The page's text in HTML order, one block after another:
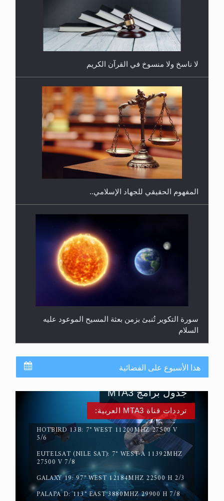
هل يُحسب حول الزكاة وفق السنة الميلادية أو الهجرية؟
هل يجوز فتح مشروع كوافير نسائي للمحجبات وغير
المحجبات؟
لا ناسخ ولا منسوخ في القرآن الكريم
المفهوم الحقيقي للجهاد الإسلامي..
سورة التكوير تُنبئ بزمن بعثة المسيح الموعود عليه
السلام
حقيقة المسيح الدجال
هذا الأسبوع على الفضائية
ترددات قناة MTA3 العربية:
HOTBIRD 13B: 7° WEST 11200MHZ 27500 V
5/6
EUTELSAT (NILE SAT): 7° WEST-A 11392MHZ
27500 V 7/8
GALAXY 19: 97° WEST 12184MHZ 22500 H 2/3
PALAPA D: 113° EAST 3880MHZ 29900 H 7/8
جدول برامج MTA3